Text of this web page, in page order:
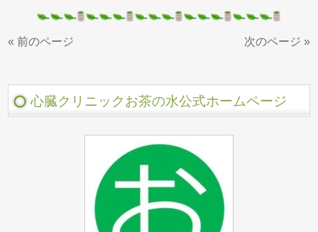
« 前のページ 次のページ »
心臓クリニックお茶の水公式ホームページ